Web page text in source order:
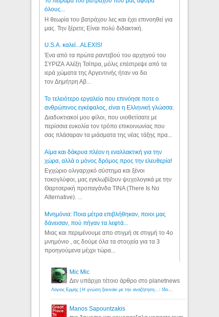
όλους...
Η θεωρία του βατράχου λες και έχει επινοηθεί για
μας. Την ξέρετε; Είναι πολύ διδακτική.
U.S.A. καλεί...ALEXIS!
Ένα από τα πρώτα ραντεβού του αρχηγού του
ΣΥΡΙΖΑ Αλέξη Τσίπρα, μόλις επέστρεψε από τα
ιερά χώματα της Αργεντινής ήταν να δει
τον Δημήτρη Αβ...
Το τελειότερο εργαλείο που επινόησε ποτε ο
ανθρώπινος εγκέφαλος, είναι η Ελληνική γλώσσα.
Διαδυκτιακοί μου φίλοι, που υιοθετίσατε με
περίσσια ευκολία τον τρόπο επικοινωνίας που
σας πλάσαραν τα μιάσματα της νέας τάξης πρα...
Αίμα και δάκρυα πλέον η εναλλακτική για την
χώρα, αλλά ο μόνος δρόμος προς την ελευθερία!
Εγχώριο ολιγαρχικό σύστημα και ξένοι
τοκογλύφοι, μας εγκλωβίζουν ψυχολογικά με την
Θαρτσερική προπαγάνδα TINA (There Is No
Alternative). ...
Μνημόνια: Ποια μέτρα επιβλήθηκαν, ποιοι μας
δάνεισαν, πού πήγαν τα λεφτά...
Μιας και περιμένουμε απο στιγμή σε στιγμή το 4ο
μνημόνιο , ας δούμε όλα τα στοιχεία για τα 3
προηγούμενα μέχρι τώρα...
Mic Mic
Δεν υπάρχει τέτοιο άρθρο στο planetnews
Manos Sapountzakis